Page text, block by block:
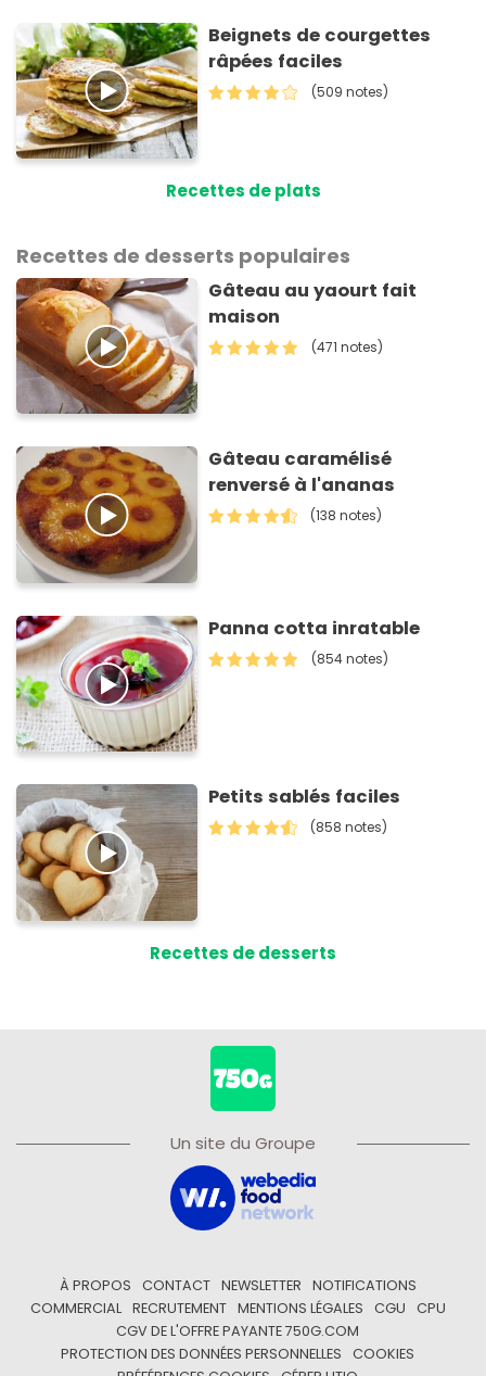
Beignets de courgettes
râpées faciles
(509 notes)
Recettes de plats
Recettes de desserts populaires
Gâteau au yaourt fait
maison
(471 notes)
Gâteau caramélisé
renversé à l'ananas
(138 notes)
Panna cotta inratable
(854 notes)
Petits sablés faciles
(858 notes)
Recettes de desserts
Un site du Groupe
À PROPOS CONTACT NEWSLETTER
NOTIFICATIONS
COMMERCIAL
RECRUTEMENT MENTIONS LÉGALES CGU
CPU
CGV DE L'OFFRE PAYANTE 750G.COM
PROTECTION DES DONNÉES PERSONNELLES
COOKIES